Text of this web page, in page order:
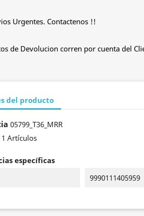
Urgentes. Contactenos !!
de Devolucion corren por cuenta del
del producto
05799_T36_MRR
1 Artículos
específicas
9990111405959